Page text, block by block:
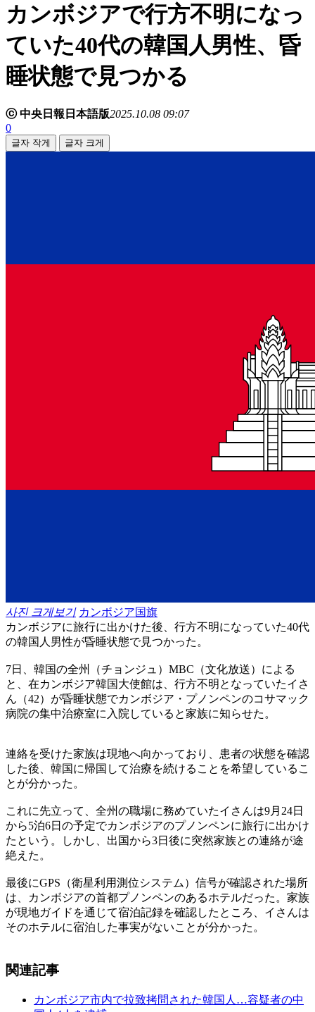
カンボジアで行方不明になっ
ていた40代の韓国人男性、昏
睡状態で見つかる
ⓒ 中央日報日本語版2025.10.08 09:07
0
글자 작게 글자 크게
사진 크게보기 カンボジア国旗
カンボジアに旅行に出かけた後、行方不明になっていた40代
の韓国人男性が昏睡状態で見つかった。
7日、韓国の全州（チョンジュ）MBC（文化放送）による
と、在カンボジア韓国大使館は、行方不明となっていたイさ
ん（42）が昏睡状態でカンボジア・プノンペンのコサマック
病院の集中治療室に入院していると家族に知らせた。
連絡を受けた家族は現地へ向かっており、患者の状態を確認
した後、韓国に帰国して治療を続けることを希望しているこ
とが分かった。
これに先立って、全州の職場に務めていたイさんは9月24日
から5泊6日の予定でカンボジアのプノンペンに旅行に出かけ
たという。しかし、出国から3日後に突然家族との連絡が途
絶えた。
最後にGPS（衛星利用測位システム）信号が確認された場所
は、カンボジアの首都プノンペンのあるホテルだった。家族
が現地ガイドを通じて宿泊記録を確認したところ、イさんは
そのホテルに宿泊した事実がないことが分かった。
関連記事
カンボジア市内で拉致拷問された韓国人…容疑者の中